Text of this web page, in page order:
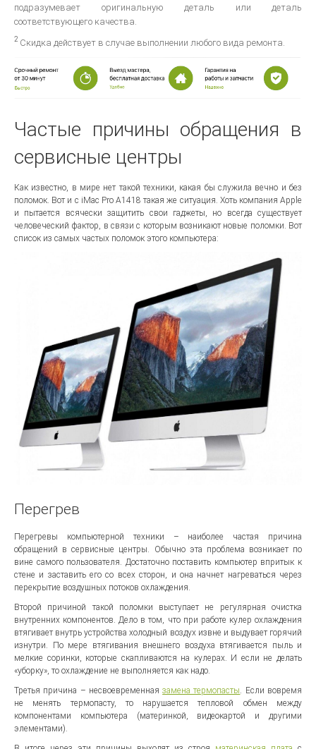
подразумевает оригинальную деталь или деталь
соответствующего качества.
2 Скидка действует в случае выполнении любого вида ремонта.
Частые причины обращения в
сервисные центры
Как известно, в мире нет такой техники, какая бы служила вечно и без
поломок. Вот и с iMac Pro A1418 такая же ситуация. Хоть компания Apple
и пытается всячески защитить свои гаджеты, но всегда существует
человеческий фактор, в связи с которым возникают новые поломки. Вот
список из самых частых поломок этого компьютера:
Перегрев
Перегревы компьютерной техники – наиболее частая причина
обращений в сервисные центры. Обычно эта проблема возникает по
вине самого пользователя. Достаточно поставить компьютер впритык к
стене и заставить его со всех сторон, и она начнет нагреваться через
перекрытие воздушных потоков охлаждения.
Второй причиной такой поломки выступает не регулярная очистка
внутренних компонентов. Дело в том, что при работе кулер охлаждения
втягивает внутрь устройства холодный воздух извне и выдувает горячий
изнутри. По мере втягивания внешнего воздуха втягивается пыль и
мелкие соринки, которые скапливаются на кулерах. И если не делать
«уборку», то охлаждение не выполняется как надо.
Третья причина – несвоевременнаязамена термопасты . Если вовремя
не менять термопасту, то нарушается тепловой обмен между
компонентами компьютера (материнкой, видеокартой и другими
элементами).